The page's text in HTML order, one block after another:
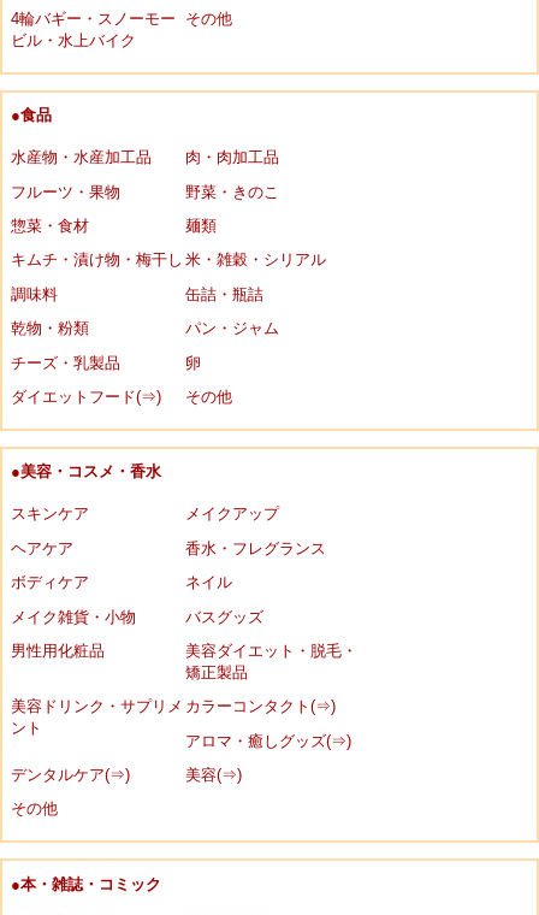
4輪バギー・スノーモー
ビル・水上バイク
その他
●食品
水産物・水産加工品
肉・肉加工品
フルーツ・果物
野菜・きのこ
惣菜・食材
麺類
キムチ・漬け物・梅干し 米・雑穀・シリアル
調味料
缶詰・瓶詰
乾物・粉類
パン・ジャム
チーズ・乳製品
卵
ダイエットフード(⇒)
その他
●美容・コスメ・香水
スキンケア
メイクアップ
ヘアケア
香水・フレグランス
ボディケア
ネイル
メイク雑貨・小物
バスグッズ
男性用化粧品
美容ダイエット・脱毛・
矯正製品
美容ドリンク・サプリメ
ント
カラーコンタクト(⇒)
アロマ・癒しグッズ(⇒)
デンタルケア(⇒)
美容(⇒)
その他
●本・雑誌・コミック